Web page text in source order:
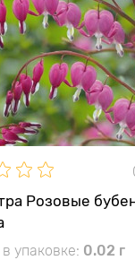
Розовые
упаковке: 0.02 г